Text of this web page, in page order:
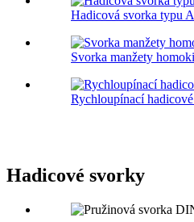
Hadicová svorka typu
Svorka manžety
Rychloupínací
Hadicové svorky